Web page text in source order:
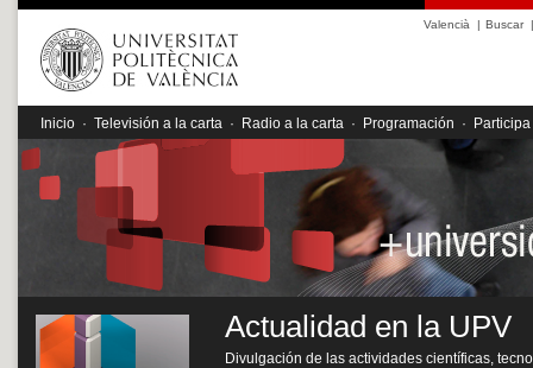
Valencià | Buscar|
Inicio · Televisión a la carta · Radio a la carta · Programación · Participa
Actualidad en la UPV
Divulgación de las actividades científicas,